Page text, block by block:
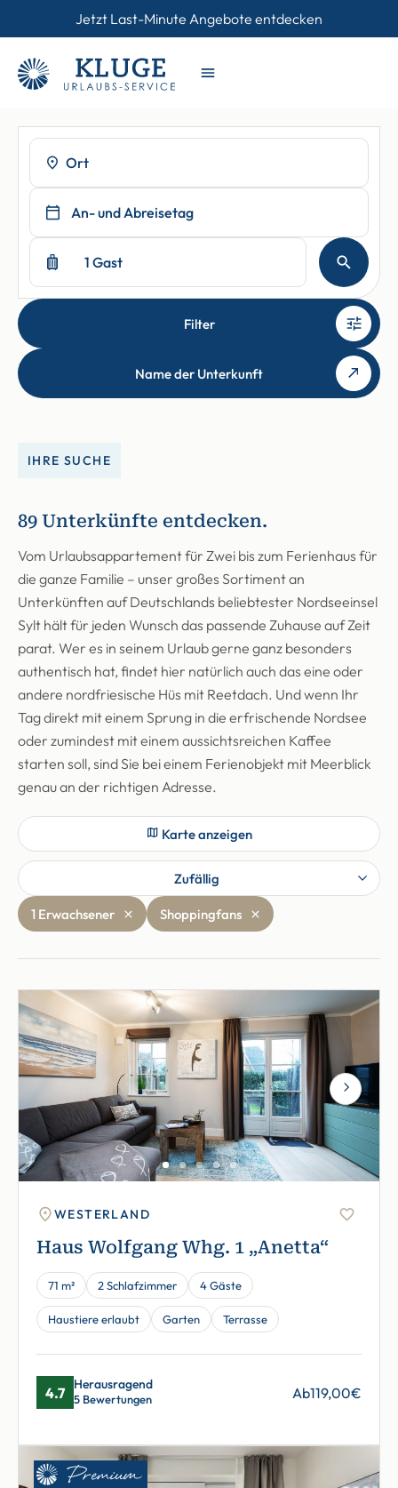
Jetzt Last-Minute Angebote entdecken
Ort
An- und Abreisetag
1 Gast
Filter
Name der Unterkunft
IHRE SUCHE
89 Unterkünfte entdecken.
Vom Urlaubsappartement für Zwei bis zum Ferienhaus für
die ganze Familie – unser großes Sortiment an
Unterkünften auf Deutschlands beliebtester Nordseeinsel
Sylt hält für jeden Wunsch das passende Zuhause auf Zeit
parat. Wer es in seinem Urlaub gerne ganz besonders
authentisch hat, findet hier natürlich auch das eine oder
andere nordfriesische Hüs mit Reetdach. Und wenn Ihr
Tag direkt mit einem Sprung in die erfrischende Nordsee
oder zumindest mit einem aussichtsreichen Kaffee
starten soll, sind Sie bei einem Ferienobjekt mit Meerblick
genau an der richtigen Adresse.
Karte anzeigen
1 Erwachsener Shoppingfans
Zufällig
Next
WESTERLAND
Haus Wolfgang Whg. 1 „Anetta“
71 m² 2 Schlafzimmer 4 Gäste
Haustiere erlaubt Garten Terrasse
4.7 Herausragend
5 Bewertungen Ab119,00€